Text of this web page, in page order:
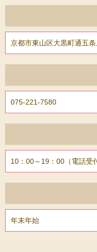
京都市東山区大黒町通五
075-221-7580
10：00～19：00（電話受
年末年始